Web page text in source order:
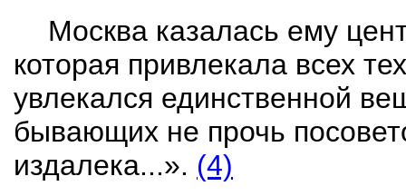
Москва казалась ему
которая привлекала всех
увлекался единственной
бывающих не прочь
издалека...». (4)